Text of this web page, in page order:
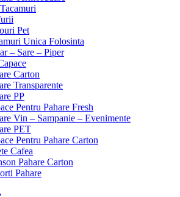
Pet
Unica Folosinta
– Sare – Piper
Carton
Transparente
PP
Pentru Pahare Fresh
Vin – Sampanie – Evenimente
PET
Pentru Pahare Carton
Cafea
Pahare Carton
Pahare